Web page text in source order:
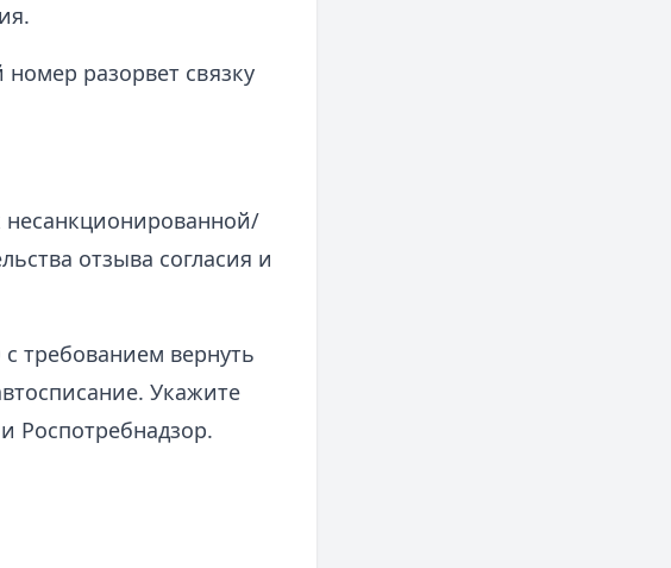
разорвет связку
несанкционированной/
отзыва согласия и
требованием вернуть
Укажите
Роспотребнадзор.